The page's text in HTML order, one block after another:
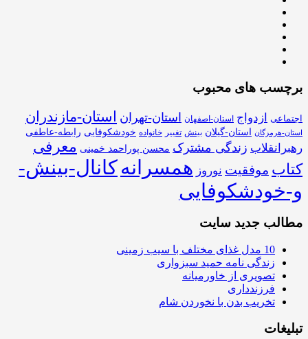
برچسب های محبوب
اجتماعی ازدواج استان-اصفهان استان-تهران استان-مازندران
استان-هرمزگان استان-گیلان بینش تغییر خانواده خودشکوفایی رابطه-عاطفی
رهبرانقلاب زندگی مشترک محسن پوراحمد خمینی معرفی
کتاب موفقیت نوروز همسرانهکانال-بینش-
و-خودشکوفایی
مطالب جدید سایت
10 مدل غذای مختلف با سیب زمینی
زندگی نامه حمید سبزواری
تصویری از خاورمیانه
فرزندداری
تخریب بدن با نخوردن شام
تبلیغات